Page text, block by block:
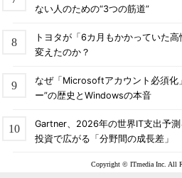
ない人のための“3つの筋道”
トヨタが「6カ月もかかっていた
変えたのか？
なぜ「Microsoftアカウント必須
ー”の歴史とWindowsの本音
Gartner、2026年の世界IT支出予
投資で広がる「分野間の成長差」
Copyright © ITmedia Inc. All